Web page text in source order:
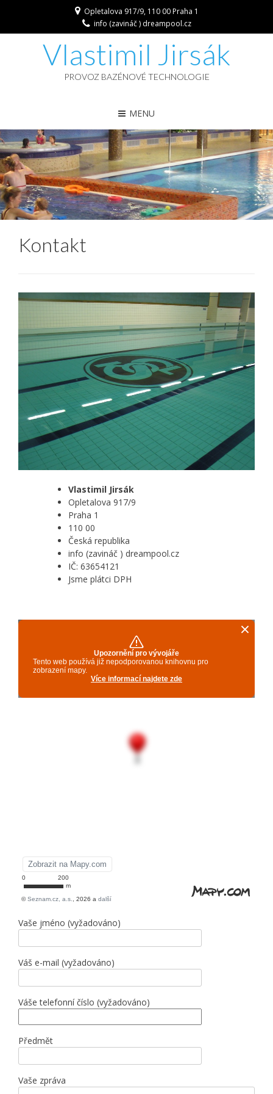
Opletalova 917/9, 110 00 Praha 1
info (zavináč ) dreampool.cz
Vlastimil Jirsák
PROVOZ BAZÉNOVÉ TECHNOLOGIE
MENU
Kontakt
Vlastimil Jirsák
Opletalova 917/9
Praha 1
110 00
Česká republika
info (zavináč ) dreampool.cz
IČ: 63654121
Jsme plátci DPH
Vaše jméno (vyžadováno)
Váš e-mail (vyžadováno)
Váše telefonní číslo (vyžadováno)
Předmět
Vaše zpráva